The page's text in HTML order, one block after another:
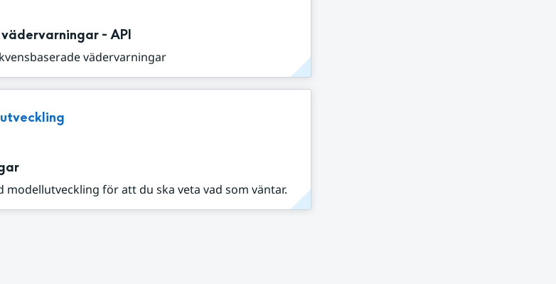
- API
vädervarningar
modellutveckling för att du ska veta vad som väntar.